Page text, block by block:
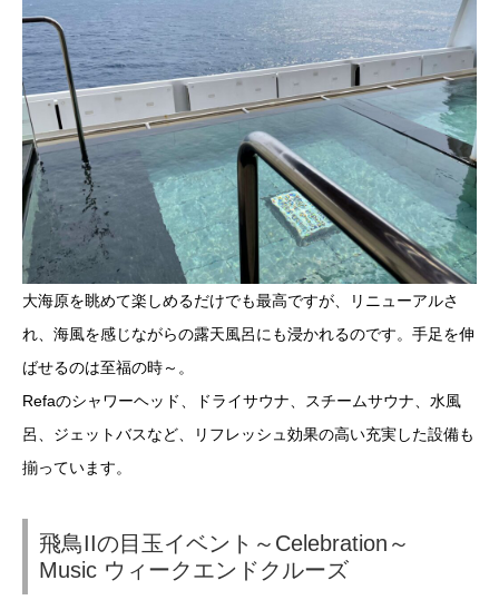
大海原を眺めて楽しめるだけでも最高ですが、リニューアルさ
れ、海風を感じながらの露天風呂にも浸かれるのです。手足を伸
ばせるのは至福の時～。
Refaのシャワーヘッド、ドライサウナ、スチームサウナ、水風
呂、ジェットバスなど、リフレッシュ効果の高い充実した設備も
揃っています。
飛鳥IIの目玉イベント～Celebration～
Music ウィークエンドクルーズ